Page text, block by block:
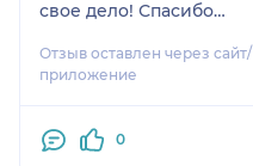
свое дело! Спасибо
Альбертовне!
Отзыв оставлен через сайт/
приложение
0